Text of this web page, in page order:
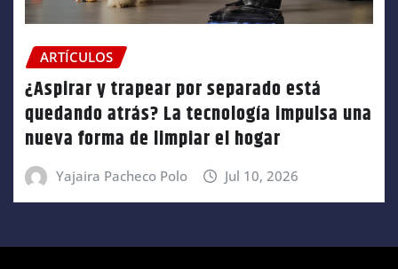
ARTÍCULOS
¿Aspirar y trapear por separado está
quedando atrás? La tecnología impulsa una
nueva forma de limpiar el hogar
Yajaira Pacheco Polo Jul 10, 2026